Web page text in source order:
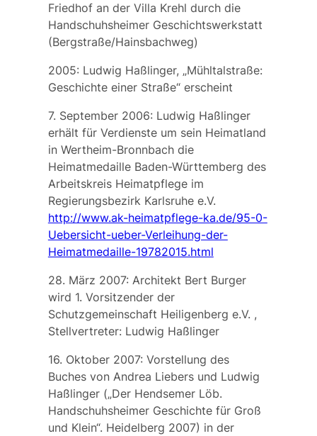
Friedhof an der Villa Krehl durch die
Handschuhsheimer Geschichtswerkstatt
(Bergstraße/Hainsbachweg)
2005: Ludwig Haßlinger, „Mühltalstraße:
Geschichte einer Straße“ erscheint
7. September 2006: Ludwig Haßlinger
erhält für Verdienste um sein Heimatland
in Wertheim-Bronnbach die
Heimatmedaille Baden-Württemberg des
Arbeitskreis Heimatpflege im
Regierungsbezirk Karlsruhe e.V.
http://www.ak-heimatpflege-ka.de/95-0-
Uebersicht-ueber-Verleihung-der-
Heimatmedaille-19782015.html
28. März 2007: Architekt Bert Burger
wird 1. Vorsitzender der
Schutzgemeinschaft Heiligenberg e.V. ,
Stellvertreter: Ludwig Haßlinger
16. Oktober 2007: Vorstellung des
Buches von Andrea Liebersund Ludwig
Haßlinger („Der Hendsemer Löb.
Handschuhsheimer Geschichte für Groß
und Klein“. Heidelberg 2007) in der